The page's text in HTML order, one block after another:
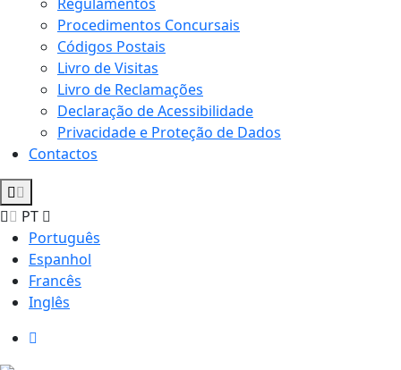
Regulamentos
Procedimentos Concursais
Códigos Postais
Livro de Visitas
Livro de Reclamações
Declaração de Acessibilidade
Privacidade e Proteção de Dados
Contactos
PT
Português
Espanhol
Francês
Inglês